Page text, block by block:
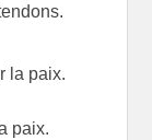
la paix.
paix.